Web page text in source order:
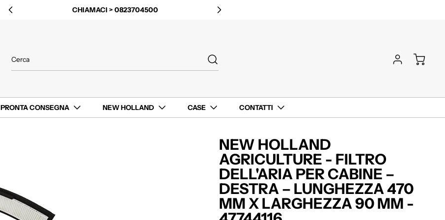
CHIAMACI > 0823704500
PRONTA CONSEGNA NEW HOLLAND CASE CONTATTI
NEW HOLLAND
AGRICULTURE - FILTRO
DELL'ARIA PER CABINE –
DESTRA – LUNGHEZZA 470
MM X LARGHEZZA 90 MM -